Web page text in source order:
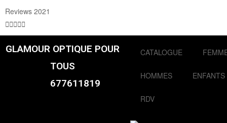
Reviews 2021

GLAMOUR OPTIQUE POUR
TOUS
677611819
CATALOGUE
HOMMES ENFANTS
RDV